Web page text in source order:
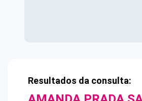
Resultados da consulta: